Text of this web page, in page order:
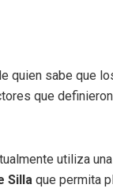
quien sabe que
que
utiliza
Silla que permita